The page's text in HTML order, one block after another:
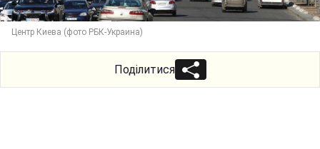
Центр Киева (фото РБК-Украина)
Поділитися